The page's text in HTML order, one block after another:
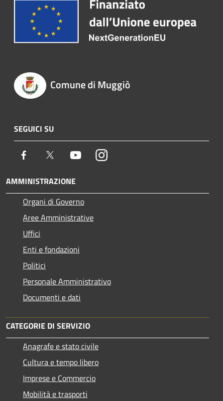
Comune di Muggiò
SEGUICI SU
Facebook Twitter YoutubeInstagram
AMMINISTRAZIONE
Organi di Governo
Aree Amministrative
Uffici
Enti e fondazioni
Politici
Personale Amministrativo
Documenti e dati
CATEGORIE DI SERVIZIO
Anagrafe e stato civile
Cultura e tempo libero
Imprese e Commercio
Mobilità e trasporti